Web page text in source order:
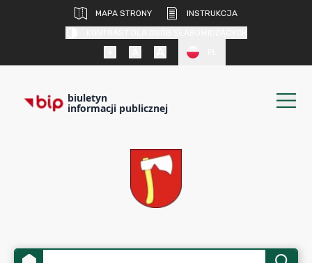
MAPA STRONY
INSTRUKCJA
biuletyn
informacji publicznej